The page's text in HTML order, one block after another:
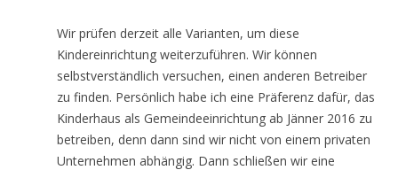
Wir prüfen derzeit alle Varianten, um diese
Kindereinrichtung weiterzuführen. Wir können
selbstverständlich versuchen, einen anderen Betreiber
zu finden. Persönlich habe ich eine Präferenz dafür, das
Kinderhaus als Gemeindeeinrichtung ab Jänner 2016 zu
betreiben, denn dann sind wir nicht von einem privaten
Unternehmen abhängig. Dann schließen wir eine